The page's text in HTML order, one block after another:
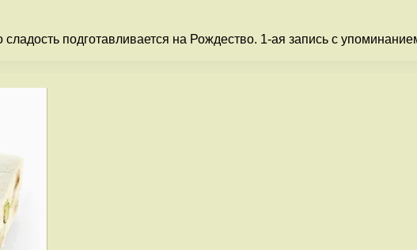
подготавливается на Рождество. 1-ая запись с